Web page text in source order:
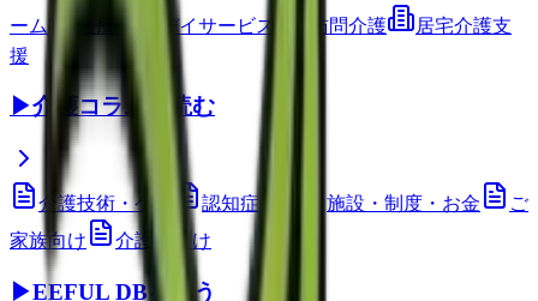
ーム
通所介護(デイサービス) 訪問介護
居宅介護支
援
▶介護コラムを読む
介護技術・ケア 認知症ケア 施設・制度・お金
ご
家族向け
介護職向け
▶EEFUL DBを使う